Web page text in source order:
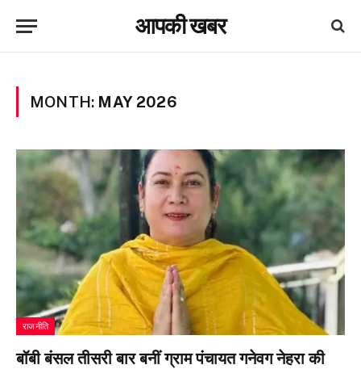
आपकी खबर
MONTH: MAY 2026
राजनीति
बॉबी बंसल तीसरी बार बनीं ग्राम पंचायत गनेवग नेहरा की